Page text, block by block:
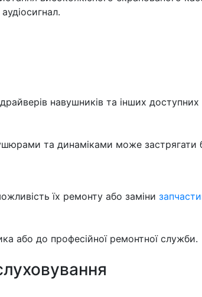
навушників та інших
та динаміками може застрягати
їх ремонту або заміни
або до професійної ремонтної служби.